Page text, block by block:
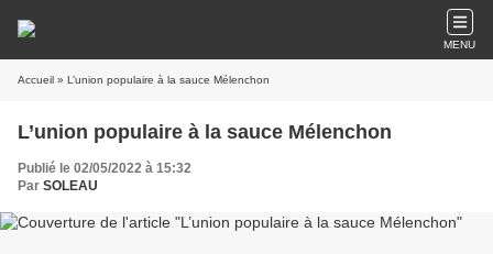
MENU
Accueil » L’union populaire à la sauce Mélenchon
L’union populaire à la sauce Mélenchon
Publié le 02/05/2022 à 15:32
Par SOLEAU